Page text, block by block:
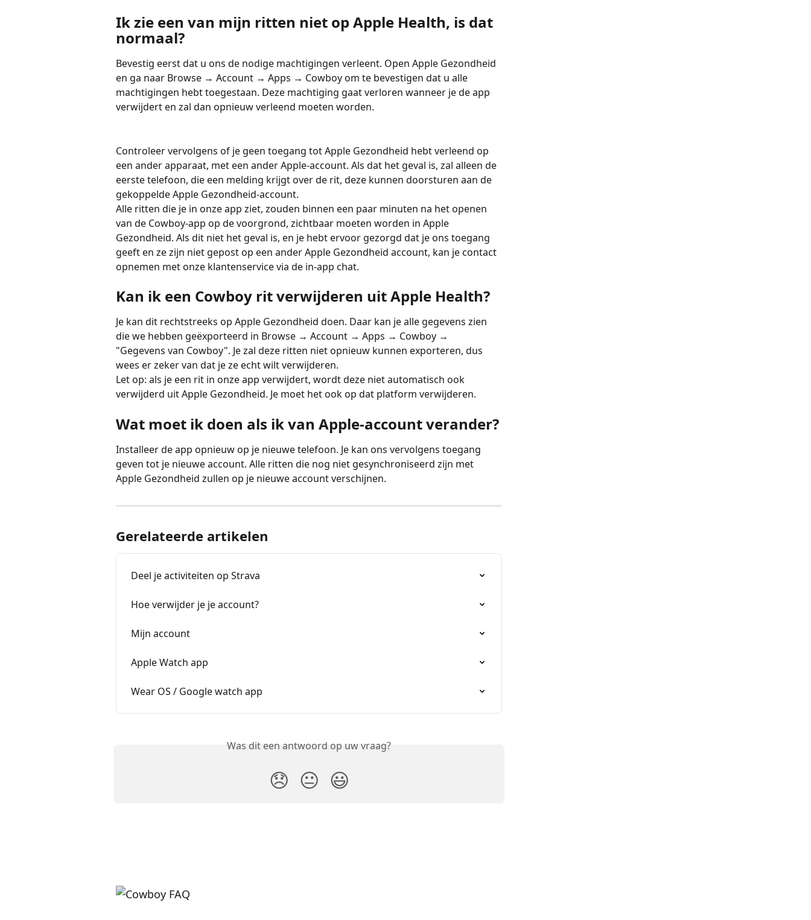
Ik zie een van mijn ritten niet op Apple Health, is dat
normaal?
Bevestig eerst dat u ons de nodige machtigingen verleent. Open Apple Gezondheid
en ga naar Browse → Account → Apps → Cowboy om te bevestigen dat u alle
machtigingen hebt toegestaan. Deze machtiging gaat verloren wanneer je de app
verwijdert en zal dan opnieuw verleend moeten worden.
Controleer vervolgens of je geen toegang tot Apple Gezondheid hebt verleend op
een ander apparaat, met een ander Apple-account. Als dat het geval is, zal alleen de
eerste telefoon, die een melding krijgt over de rit, deze kunnen doorsturen aan de
gekoppelde Apple Gezondheid-account.
Alle ritten die je in onze app ziet, zouden binnen een paar minuten na het openen
van de Cowboy-app op de voorgrond, zichtbaar moeten worden in Apple
Gezondheid. Als dit niet het geval is, en je hebt ervoor gezorgd dat je ons toegang
geeft en ze zijn niet gepost op een ander Apple Gezondheid account, kan je contact
opnemen met onze klantenservice via de in-app chat.
Kan ik een Cowboy rit verwijderen uit Apple Health?
Je kan dit rechtstreeks op Apple Gezondheid doen. Daar kan je alle gegevens zien
die we hebben geëxporteerd in Browse → Account → Apps → Cowboy →
"Gegevens van Cowboy". Je zal deze ritten niet opnieuw kunnen exporteren, dus
wees er zeker van dat je ze echt wilt verwijderen.
Let op: als je een rit in onze app verwijdert, wordt deze niet automatisch ook
verwijderd uit Apple Gezondheid. Je moet het ook op dat platform verwijderen.
Wat moet ik doen als ik van Apple-account verander?
Installeer de app opnieuw op je nieuwe telefoon. Je kan ons vervolgens toegang
geven tot je nieuwe account. Alle ritten die nog niet gesynchroniseerd zijn met
Apple Gezondheid zullen op je nieuwe account verschijnen.
Gerelateerde artikelen
Deel je activiteiten op Strava
Hoe verwijder je je account?
Mijn account
Apple Watch app
Wear OS / Google watch app
Was dit een antwoord op uw vraag?
😞 😐 😃